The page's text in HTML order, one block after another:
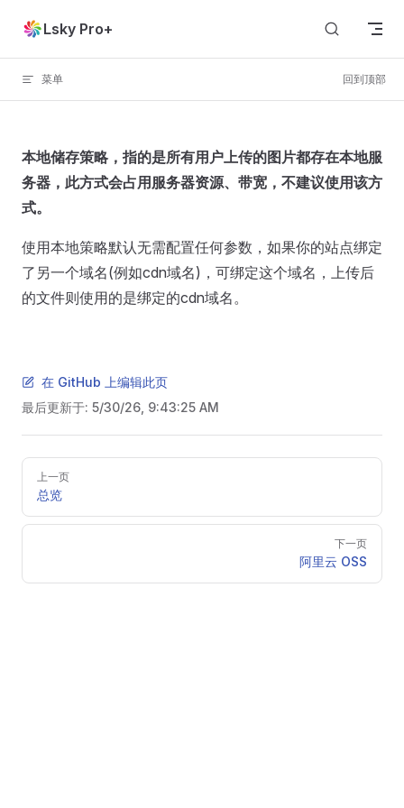
Skip to content
Lsky Pro+
菜单 回到顶部
本地储存策略，指的是所有用户上传的图片都存在本地服
务器，此方式会占用服务器资源、带宽，不建议使用该方
式。
使用本地策略默认无需配置任何参数，如果你的站点绑定
了另一个域名(例如cdn域名)，可绑定这个域名，上传后
的文件则使用的是绑定的cdn域名。
在 GitHub 上编辑此页
最后更新于: 5/30/26, 9:43:25 AM
Pager
上一页
总览
下一页
阿里云 OSS